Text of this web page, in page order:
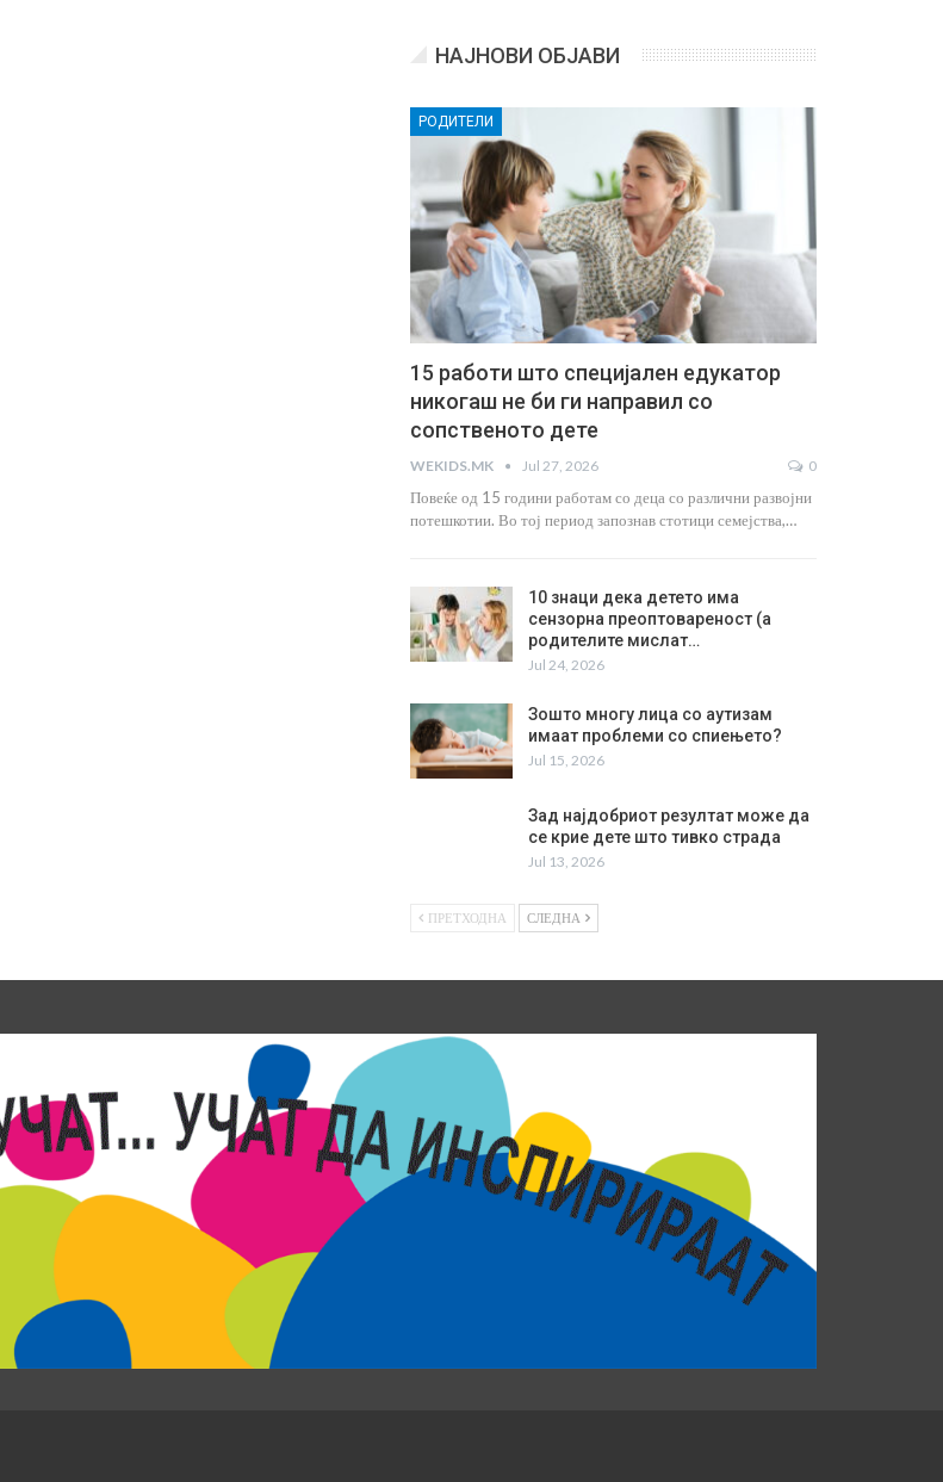
НАЈНОВИ ОБЈАВИ
РОДИТЕЛИ
15 работи што специјален едукатор
никогаш не би ги направил со
сопственото дете
WEKIDS.MK Jul 27, 2026 0
Повеќе од 15 години работам со деца со различни развојни
потешкотии. Во тој период запознав стотици семејства,…
10 знаци дека детето има
сензорна преоптовареност (а
родителите мислат…
Jul 24, 2026
Зошто многу лица со аутизам
имаат проблеми со спиењето?
Jul 15, 2026
Зад најдобриот резултат може да
се крие дете што тивко страда
Jul 13, 2026
ПРЕТХОДНА СЛЕДНА